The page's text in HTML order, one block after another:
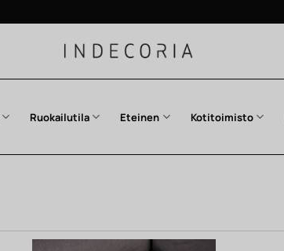
Ruokailutila Eteinen Kotitoimisto